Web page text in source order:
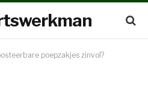
poepzakjes zinvol?